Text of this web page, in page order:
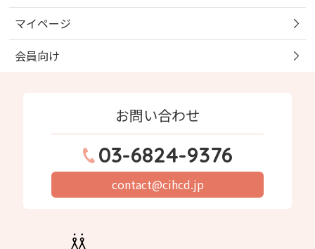
マイページ
会員向け
お問い合わせ
03-6824-9376
contact@cihcd.jp